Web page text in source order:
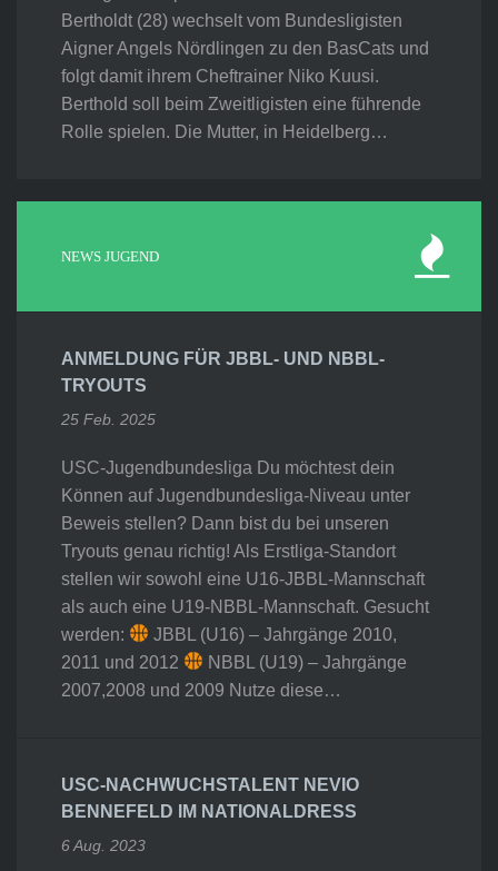
Bertholdt (28) wechselt vom Bundesligisten
Aigner Angels Nördlingen zu den BasCats und
folgt damit ihrem Cheftrainer Niko Kuusi.
Berthold soll beim Zweitligisten eine führende
Rolle spielen. Die Mutter, in Heidelberg…
NEWS JUGEND
ANMELDUNG FÜR JBBL- UND NBBL-
TRYOUTS
25 Feb. 2025
USC-Jugendbundesliga Du möchtest dein
Können auf Jugendbundesliga-Niveau unter
Beweis stellen? Dann bist du bei unseren
Tryouts genau richtig! Als Erstliga-Standort
stellen wir sowohl eine U16-JBBL-Mannschaft
als auch eine U19-NBBL-Mannschaft. Gesucht
werden:
JBBL (U16) – Jahrgänge 2010,
2011 und 2012
NBBL (U19) – Jahrgänge
2007,2008 und 2009 Nutze diese…
USC-NACHWUCHSTALENT NEVIO
BENNEFELD IM NATIONALDRESS
6 Aug. 2023